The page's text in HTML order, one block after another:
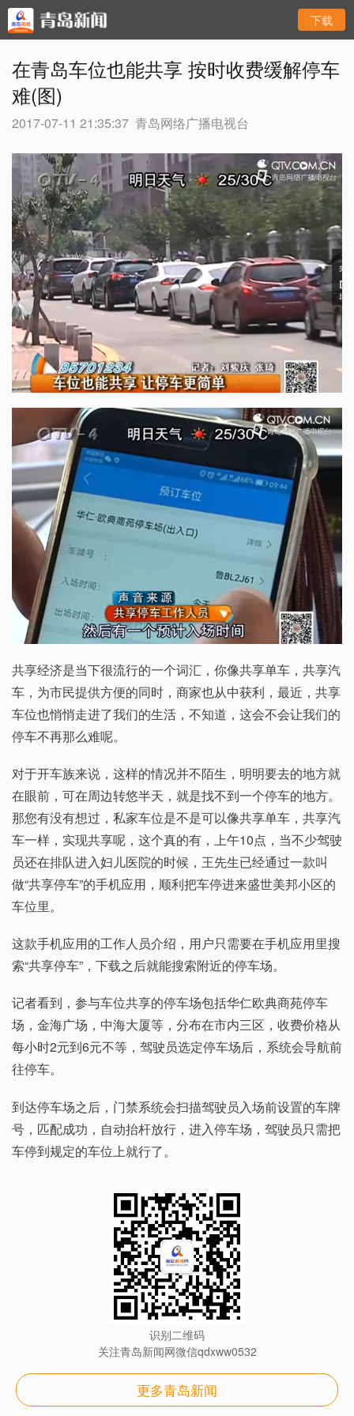
下载
在青岛车位也能共享 按时收费缓解停车
难(图)
2017-07-11 21:35:37 青岛网络广播电视台
共享经济是当下很流行的一个词汇，你像共享单车，共享汽
车，为市民提供方便的同时，商家也从中获利，最近，共享
车位也悄悄走进了我们的生活，不知道，这会不会让我们的
停车不再那么难呢。
对于开车族来说，这样的情况并不陌生，明明要去的地方就
在眼前，可在周边转悠半天，就是找不到一个停车的地方。
那您有没有想过，私家车位是不是可以像共享单车，共享汽
车一样，实现共享呢，这个真的有，上午10点，当不少驾驶
员还在排队进入妇儿医院的时候，王先生已经通过一款叫
做“共享停车”的手机应用，顺利把车停进来盛世美邦小区的
车位里。
这款手机应用的工作人员介绍，用户只需要在手机应用里搜
索“共享停车”，下载之后就能搜索附近的停车场。
记者看到，参与车位共享的停车场包括华仁欧典商苑停车
场，金海广场，中海大厦等，分布在市内三区，收费价格从
每小时2元到6元不等，驾驶员选定停车场后，系统会导航前
往停车。
到达停车场之后，门禁系统会扫描驾驶员入场前设置的车牌
号，匹配成功，自动抬杆放行，进入停车场，驾驶员只需把
车停到规定的车位上就行了。
识别二维码
关注青岛新闻网微信qdxww0532
更多青岛新闻